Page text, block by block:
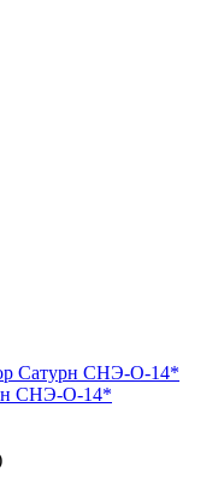
СНЭ-О-14*